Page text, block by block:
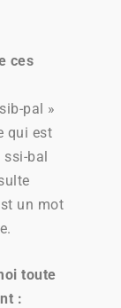
ces
pal »
qui est
ssi-bal
un mot
toute
: